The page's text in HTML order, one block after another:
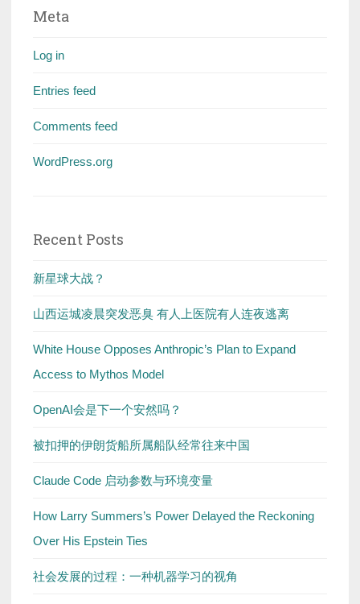
Meta
Log in
Entries feed
Comments feed
WordPress.org
Recent Posts
新星球大战？
山西运城凌晨突发恶臭 有人上医院有人连夜逃离
White House Opposes Anthropic’s Plan to Expand
Access to Mythos Model
OpenAI会是下一个安然吗？
被扣押的伊朗货船所属船队经常往来中国
Claude Code 启动参数与环境变量
How Larry Summers’s Power Delayed the Reckoning
Over His Epstein Ties
社会发展的过程：一种机器学习的视角